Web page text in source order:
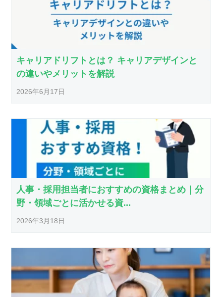
キャリアドリフトとは？ キャリアデザインと
の違いやメリットを解説
2026年6月17日
人事・採用担当者におすすめの資格まとめ｜分
野・領域ごとに活かせる資...
2026年3月18日